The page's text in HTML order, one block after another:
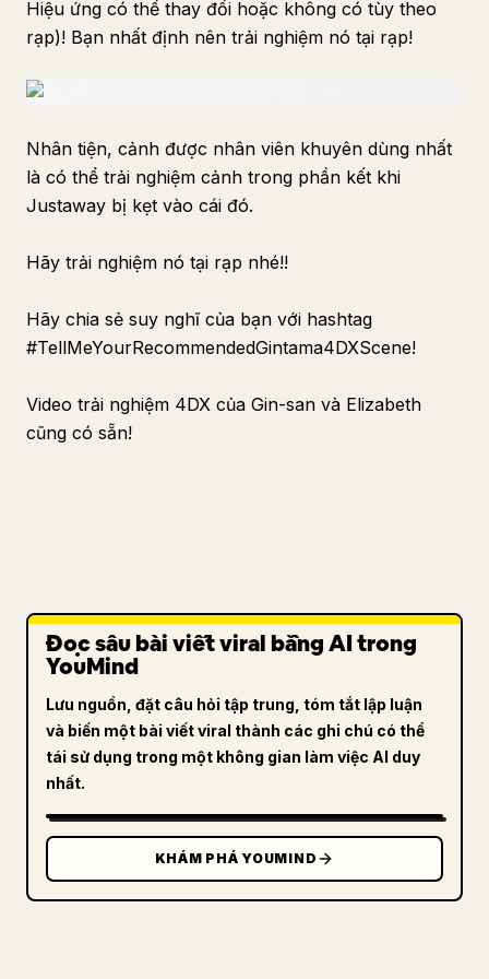
Hiệu ứng có thể thay đổi hoặc không có tùy theo
rạp)! Bạn nhất định nên trải nghiệm nó tại rạp!
Nhân tiện, cảnh được nhân viên khuyên dùng nhất
là có thể trải nghiệm cảnh trong phần kết khi
Justaway bị kẹt vào cái đó.
Hãy trải nghiệm nó tại rạp nhé!!
Hãy chia sẻ suy nghĩ của bạn với hashtag
#TellMeYourRecommendedGintama4DXScene!
Video trải nghiệm 4DX của Gin-san và Elizabeth
cũng có sẵn!
Đọc sâu bài viết viral bằng AI trong
YouMind
Lưu nguồn, đặt câu hỏi tập trung, tóm tắt lập luận
và biến một bài viết viral thành các ghi chú có thể
tái sử dụng trong một không gian làm việc AI duy
nhất.
KHÁM PHÁ YOUMIND